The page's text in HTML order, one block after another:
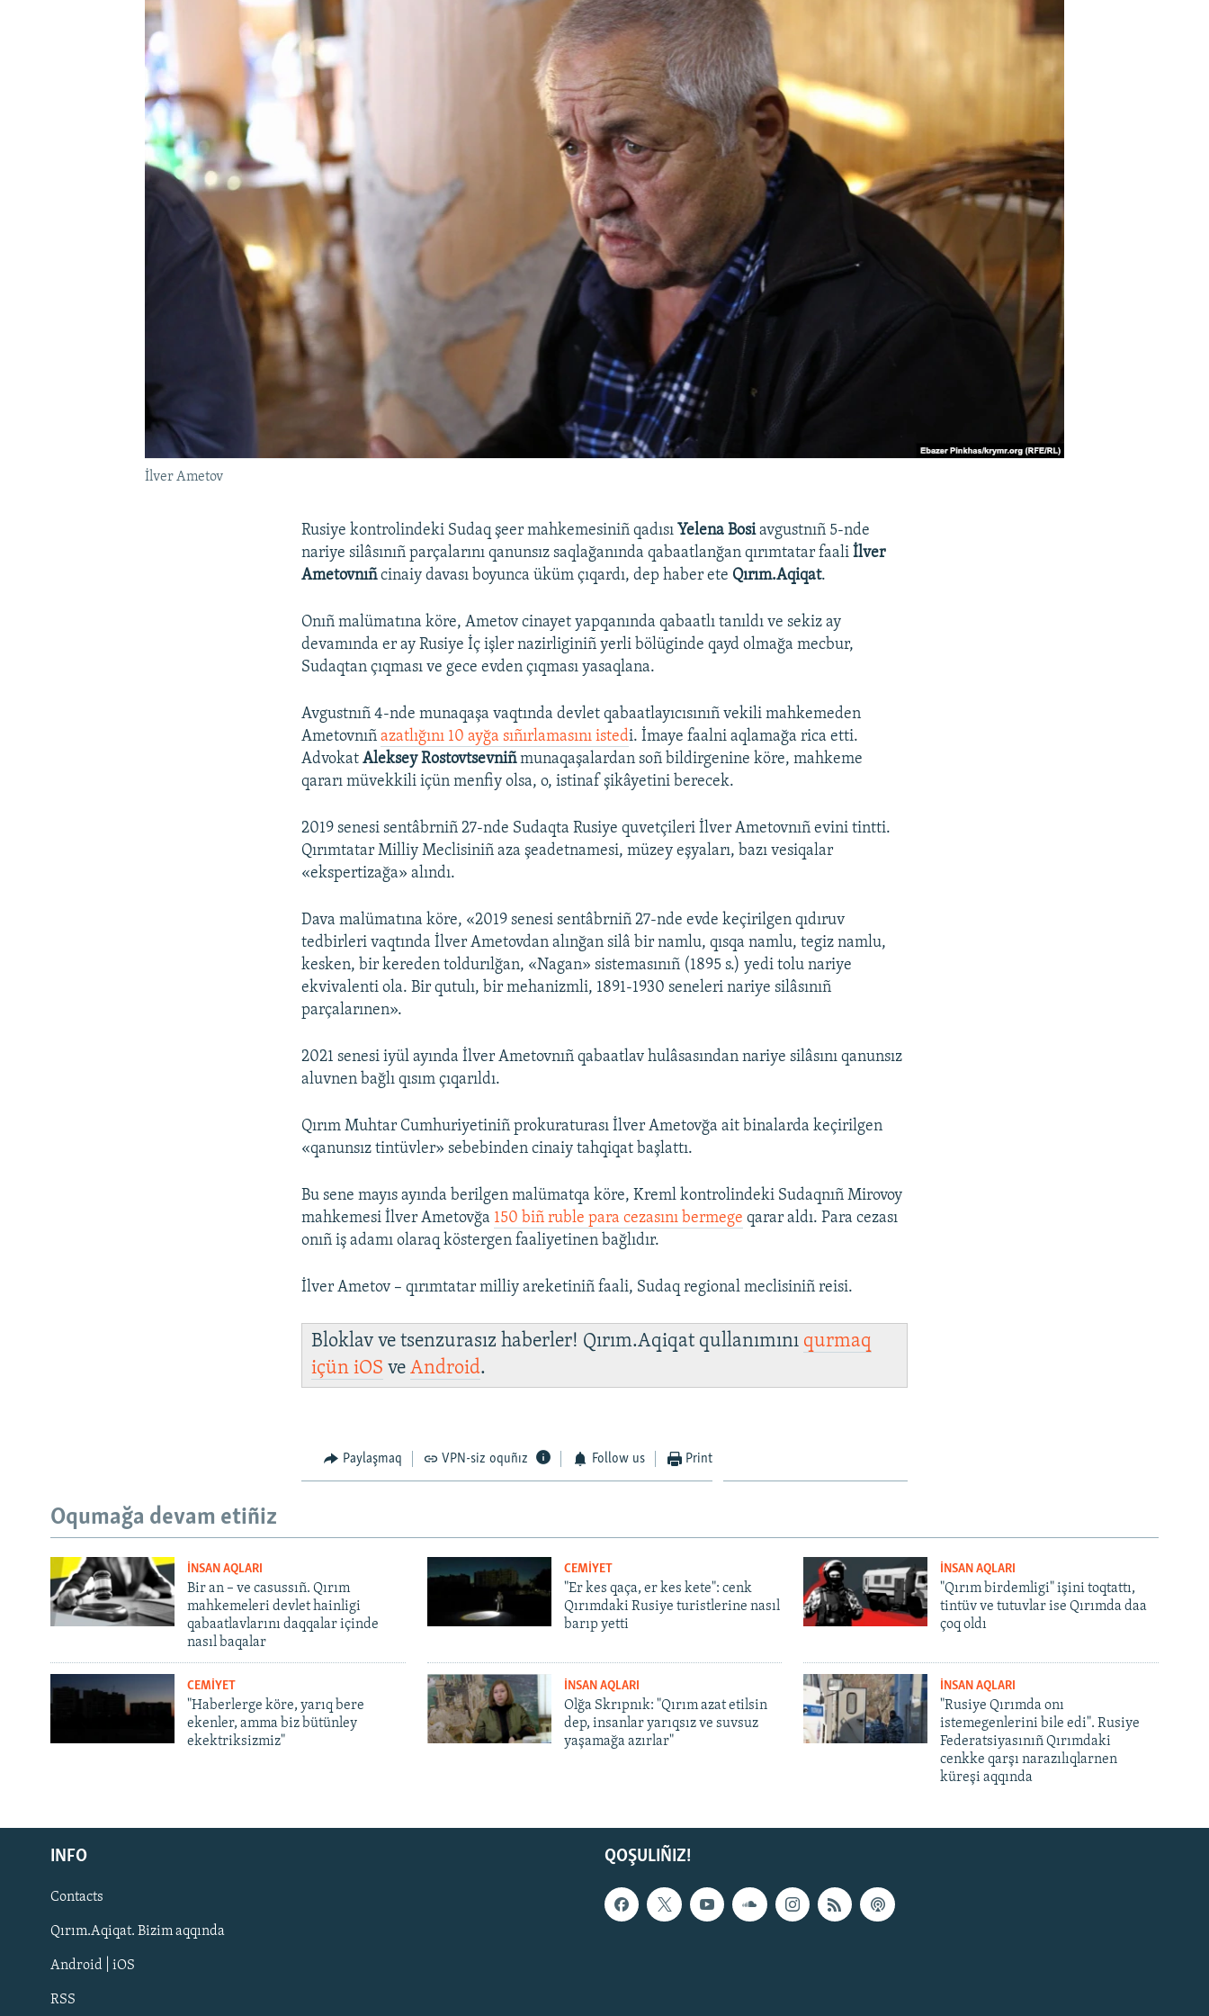
Русский
Українською
QOŞULIÑIZ!
İlver Ametov
Rusiye kontrolindeki Sudaq şeer mahkemesiniñ qadısı Yelena Bosiavgustnıñ 5-nde
nariye silâsınıñ parçalarını qanunsız saqlağanında qabaatlanğan qırımtatar faaliİlver
Ametovnıñcinaiy davası boyunca üküm çıqardı, dep haber ete Qırım.Aqiqat.
Onıñ malümatına köre, Ametov cinayet yapqanında qabaatlı tanıldı ve sekiz ay
devamında er ay Rusiye İç işler nazirliginiñ yerli bölüginde qayd olmağa mecbur,
Sudaqtan çıqması ve gece evden çıqması yasaqlana.
Avgustnıñ 4-nde munaqaşa vaqtında devlet qabaatlayıcısınıñ vekili mahkemeden
Ametovnıñazatlığını 10 ayğa sıñırlamasını istedi. İmaye faalni aqlamağa rica etti.
AdvokatAleksey Rostovtsevniñmunaqaşalardan soñ bildirgenine köre, mahkeme
qararı müvekkili içün menfiy olsa, o, istinaf şikâyetini berecek.
2019 senesi sentâbrniñ 27-nde Sudaqta Rusiye quvetçileri İlver Ametovnıñ evini tintti.
Qırımtatar Milliy Meclisiniñ aza şeadetnamesi, müzey eşyaları, bazı vesiqalar
«ekspertizağa» alındı.
Dava malümatına köre, «2019 senesi sentâbrniñ 27-nde evde keçirilgen qıdıruv
tedbirleri vaqtında İlver Ametovdan alınğan silâ bir namlu, qısqa namlu, tegiz namlu,
kesken, bir kereden toldurılğan, «Nagan» sistemasınıñ (1895 s.) yedi tolu nariye
ekvivalenti ola. Bir qutulı, bir mehanizmli, 1891-1930 seneleri nariye silâsınıñ
parçalarınen».
2021 senesi iyül ayında İlver Ametovnıñ qabaatlav hulâsasından nariye silâsını qanunsız
aluvnen bağlı qısım çıqarıldı.
Qırım Muhtar Cumhuriyetiniñ prokuraturası İlver Ametovğa ait binalarda keçirilgen
«qanunsız tintüvler» sebebinden cinaiy tahqiqat başlattı.
Bu sene mayıs ayında berilgen malümatqa köre, Kreml kontrolindeki Sudaqnıñ Mirovoy
mahkemesi İlver Ametovğa 150 biñ ruble para cezasını bermege qarar aldı. Para cezası
onıñ iş adamı olaraq köstergen faaliyetinen bağlıdır.
İlver Ametov – qırımtatar milliy areketiniñ faali, Sudaq regional meclisiniñ reisi.
Bloklav ve tsenzurasız haberler! Qırım.Aqiqat qullanımını qurmaq
içüniOS veAndroid.
Paylaşmaq VPN-siz oquñız Follow us Print
Oqumağa devam etiñiz
İNSAN AQLARI
Bir an – ve casussıñ. Qırım
mahkemeleri devlet hainligi
qabaatlavlarını daqqalar içinde
nasıl baqalar
CEMİYET
"Er kes qaça, er kes kete": cenk
Qırımdaki Rusiye turistlerine nasıl
barıp yetti
İNSAN AQLARI
"Qırım birdemligi" işini toqtattı,
tintüv ve tutuvlar ise Qırımda daa
çoq oldı
CEMİYET
"Haberlerge köre, yarıq bere
ekenler, amma biz bütünley
ekektriksizmiz"
İNSAN AQLARI
Olğa Skrıpnık: "Qırım azat etilsin
dep, insanlar yarıqsız ve suvsuz
yaşamağa azırlar"
İNSAN AQLARI
"Rusiye Qırımda onı
istemegenlerini bile edi". Rusiye
Federatsiyasınıñ Qırımdaki
cenkke qarşı narazılıqlarnen
küreşi aqqında
QOŞULIÑIZ!
INFO
Contacts
Qırım.Aqiqat. Bizim aqqında
Android | iOS
RSS